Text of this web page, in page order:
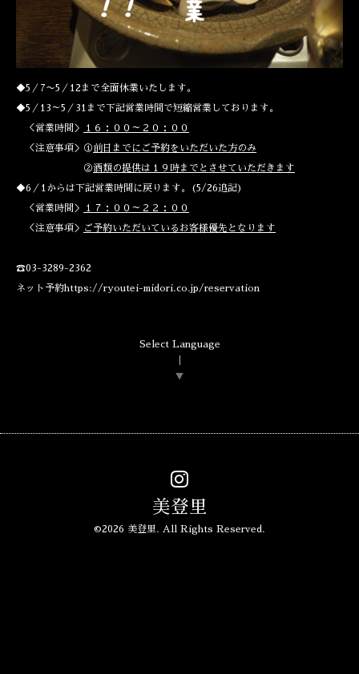
◆5／7〜5／12まで全面休業いたします。
◆5／13～5／31まで下記営業時間で短縮営業しております。
＜営業時間＞ １６：００～２０：００
＜注意事項＞①前日までにご予約をいただいた方のみ
②酒類の提供は１９時までとさせていただきます
◆6／1からは下記営業時間に戻ります。(5/26追記)
＜営業時間＞ １７：００～２２：００
＜注意事項＞ ご予約いただいているお客様優先となります
☎03-3289-2362
ネット予約https://ryoutei-midori.co.jp/reservation
Select Language
▼
美登里
©2026 美登里. All Rights Reserved.